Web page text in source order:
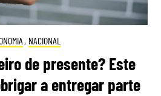
, NACIONAL
de presente? Este
a entregar parte